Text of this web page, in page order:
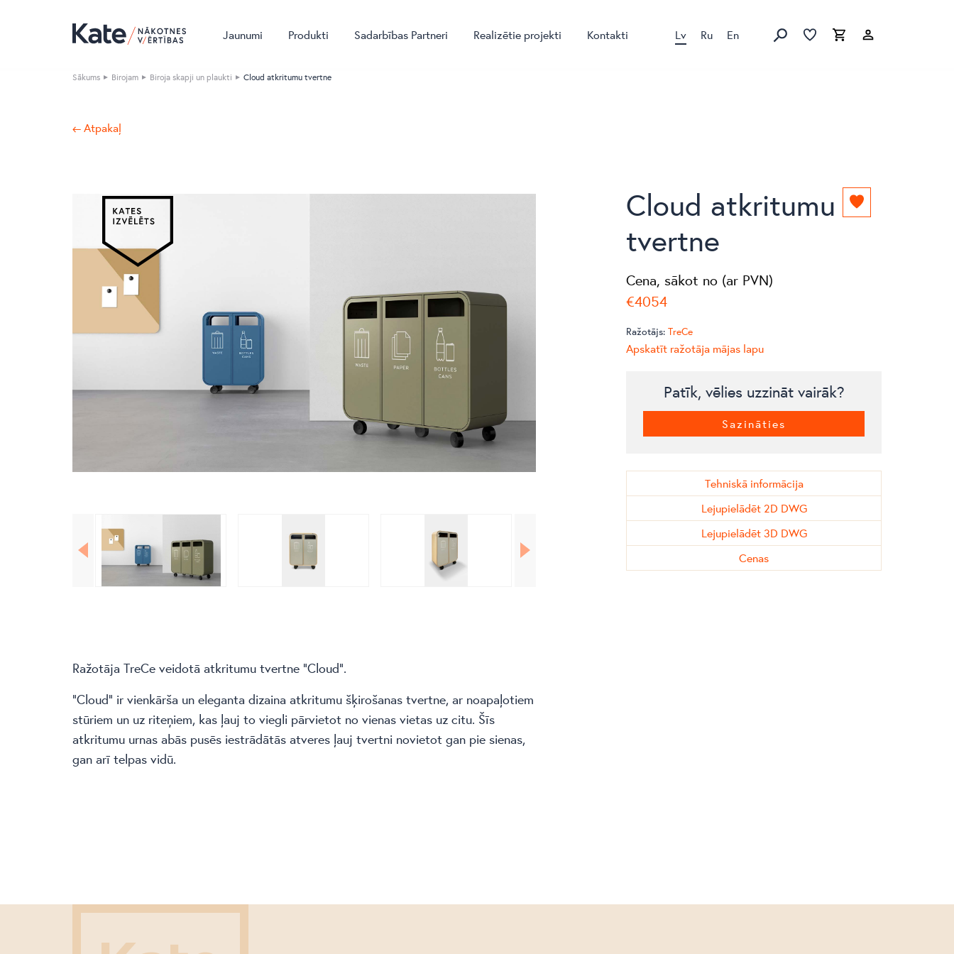
Jaunumi Produkti Sadarbības Partneri Realizētie projekti Kontakti Lv Ru En Meklēt produktus
Izlase Grozs
Sākums Birojam Biroja skapji un plaukti Cloud atkritumu tvertne
← Atpakaļ
Cloud atkritumu
tvertne
Pievienot
Cena, sākot no (ar PVN)
€4054
Ražotājs: TreCe
Apskatīt ražotāja mājas lapu
Patīk, vēlies uzzināt vairāk?
Sazināties
Tehniskā informācija
Lejupielādēt 2D DWG
Lejupielādēt 3D DWG
Cenas
Ražotāja TreCe veidotā atkritumu tvertne “Cloud”.
“Cloud” ir vienkārša un eleganta dizaina atkritumu šķirošanas tvertne, ar noapaļotiem
stūriem un uz riteņiem, kas ļauj to viegli pārvietot no vienas vietas uz citu. Šīs
atkritumu urnas abās pusēs iestrādātās atveres ļauj tvertni novietot gan pie sienas,
gan arī telpas vidū.